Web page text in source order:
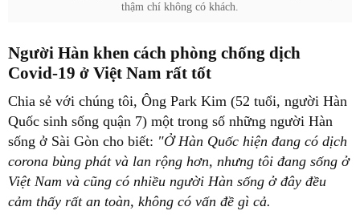
thậm chí không có khách.
Người Hàn khen cách phòng chống dịch
Covid-19 ở Việt Nam rất tốt
Chia sẻ với chúng tôi, Ông Park Kim (52 tuổi, người Hàn
Quốc sinh sống quận 7) một trong số những người Hàn
sống ở Sài Gòn cho biết: "Ở Hàn Quốc hiện đang có dịch
corona bùng phát và lan rộng hơn, nhưng tôi đang sống ở
Việt Nam và cũng có nhiều người Hàn sống ở đây đều
cảm thấy rất an toàn, không có vấn đề gì cả.